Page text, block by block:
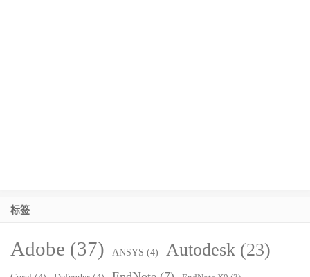
标签
Adobe (37) ANSYS (4) Autodesk (23)